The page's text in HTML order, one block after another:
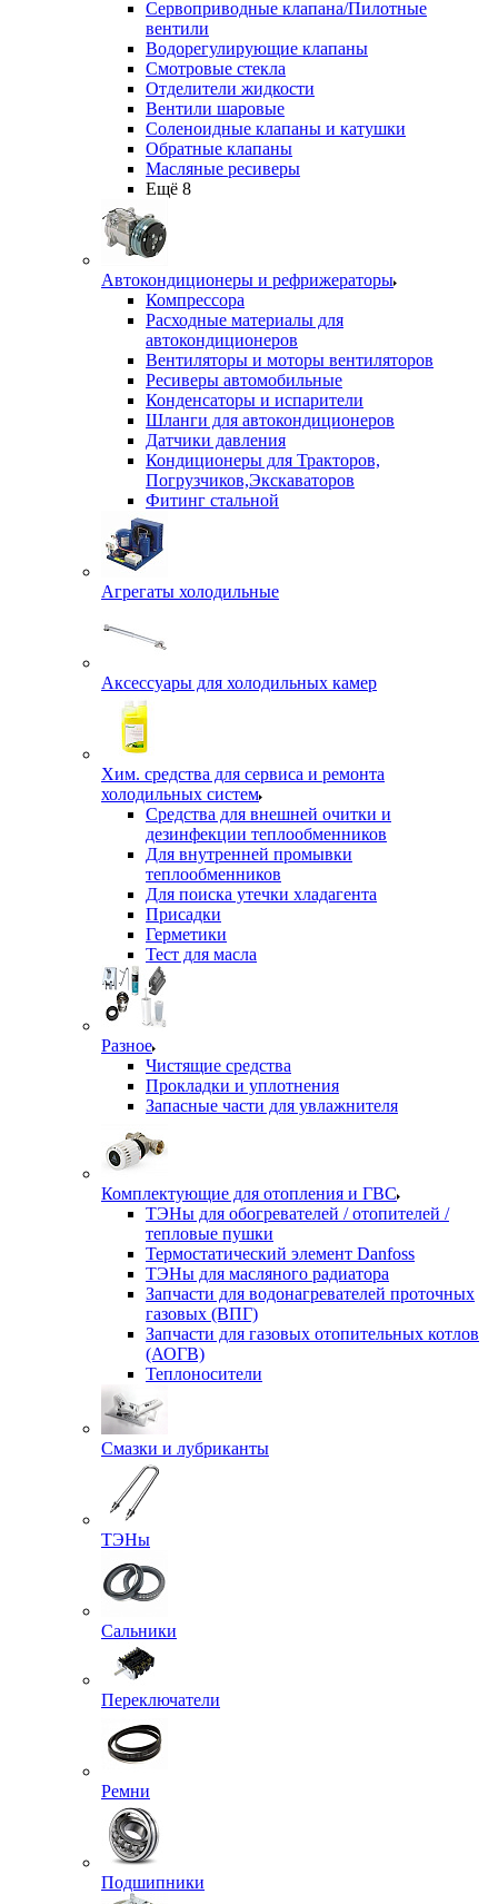
Сервоприводные клапана/Пилотные
вентили
Водорегулирующие клапаны
Смотровые стекла
Отделители жидкости
Вентили шаровые
Соленоидные клапаны и катушки
Обратные клапаны
Масляные ресиверы
Ещё 8
Автокондиционеры и рефрижераторы
Компрессора
Расходные материалы для
автокондиционеров
Вентиляторы и моторы вентиляторов
Ресиверы автомобильные
Конденсаторы и испарители
Шланги для автокондиционеров
Датчики давления
Кондиционеры для Тракторов,
Погрузчиков,Экскаваторов
Фитинг стальной
Агрегаты холодильные
Аксессуары для холодильных камер
Хим. средства для сервиса и ремонта
холодильных систем
Средства для внешней очитки и
дезинфекции теплообменников
Для внутренней промывки
теплообменников
Для поиска утечки хладагента
Присадки
Герметики
Тест для масла
Разное
Чистящие средства
Прокладки и уплотнения
Запасные части для увлажнителя
Комплектующие для отопления и ГВС
ТЭНы для обогревателей / отопителей /
тепловые пушки
Термостатический элемент Danfoss
ТЭНы для масляного радиатора
Запчасти для водонагревателей проточных
газовых (ВПГ)
Запчасти для газовых отопительных котлов
(АОГВ)
Теплоносители
Смазки и лубриканты
ТЭНы
Сальники
Переключатели
Ремни
Подшипники